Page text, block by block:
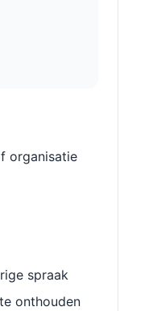
organisatie
spraak
onthouden